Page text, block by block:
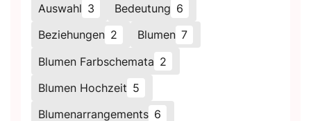
Auswahl 3 Bedeutung 6
Beziehungen 2 Blumen 7
Blumen Farbschemata 2
Blumen Hochzeit 5
Blumenarrangements 6